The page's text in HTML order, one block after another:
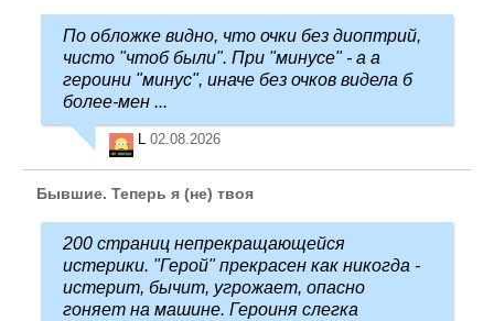
По обложке видно, что очки без диоптрий,
чисто "чтоб были". При "минусе" - а а
героини "минус", иначе без очков видела б
более-мен ...
L 02.08.2026
Бывшие. Теперь я (не) твоя
200 страниц непрекращающейся
истерики. "Герой" прекрасен как никогда -
истерит, бычит, угрожает, опасно
гоняет на машине. Героиня слегка